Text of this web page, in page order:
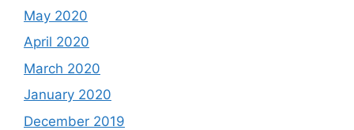
May 2020
April 2020
March 2020
January 2020
December 2019